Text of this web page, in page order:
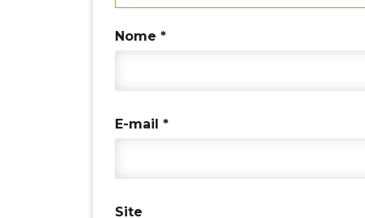
Nome *
E-mail *
Site